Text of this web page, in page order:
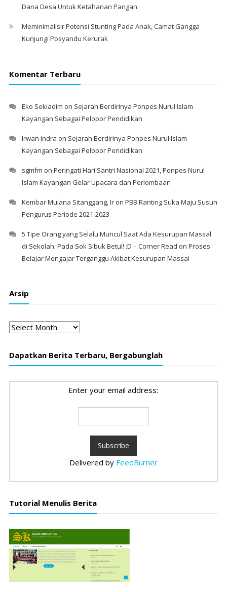
Dana Desa Untuk Ketahanan Pangan.
Meminimalisir Potensi Stunting Pada Anak, Camat Gangga
Kunjungi Posyandu Kerurak
Komentar Terbaru
Eko Sekiadim on Sejarah Berdirinya Ponpes Nurul Islam
Kayangan Sebagai Pelopor Pendidikan
Irwan Indra on Sejarah Berdirinya Ponpes Nurul Islam
Kayangan Sebagai Pelopor Pendidikan
sgmfm on Peringati Hari Santri Nasional 2021, Ponpes Nurul
Islam Kayangan Gelar Upacara dan Perlombaan
Kembar Mulana Sitanggang, Iron PBB Ranting Suka Maju Susun
Pengurus Periode 2021-2023
5 Tipe Orang yang Selalu Muncul Saat Ada Kesurupan Massal
di Sekolah. Pada Sok Sibuk Betul! :D – Corner Read on Proses
Belajar Mengajar Terganggu Akibat Kesurupan Massal
Arsip
Arsip
Dapatkan Berita Terbaru, Bergabunglah
Enter your email address:
Delivered by FeedBurner
Tutorial Menulis Berita